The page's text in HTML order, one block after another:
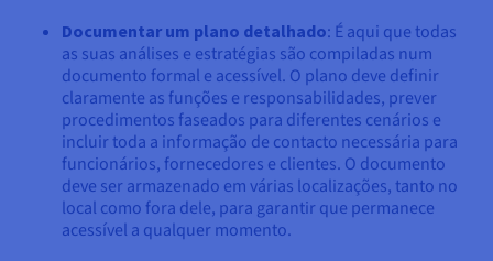
Documentar um plano detalhado: É aqui que todas
as suas análises e estratégias são compiladas num
documento formal e acessível. O plano deve definir
claramente as funções e responsabilidades, prever
procedimentos faseados para diferentes cenários e
incluir toda a informação de contacto necessária para
funcionários, fornecedores e clientes. O documento
deve ser armazenado em várias localizações, tanto no
local como fora dele, para garantir que permanece
acessível a qualquer momento.